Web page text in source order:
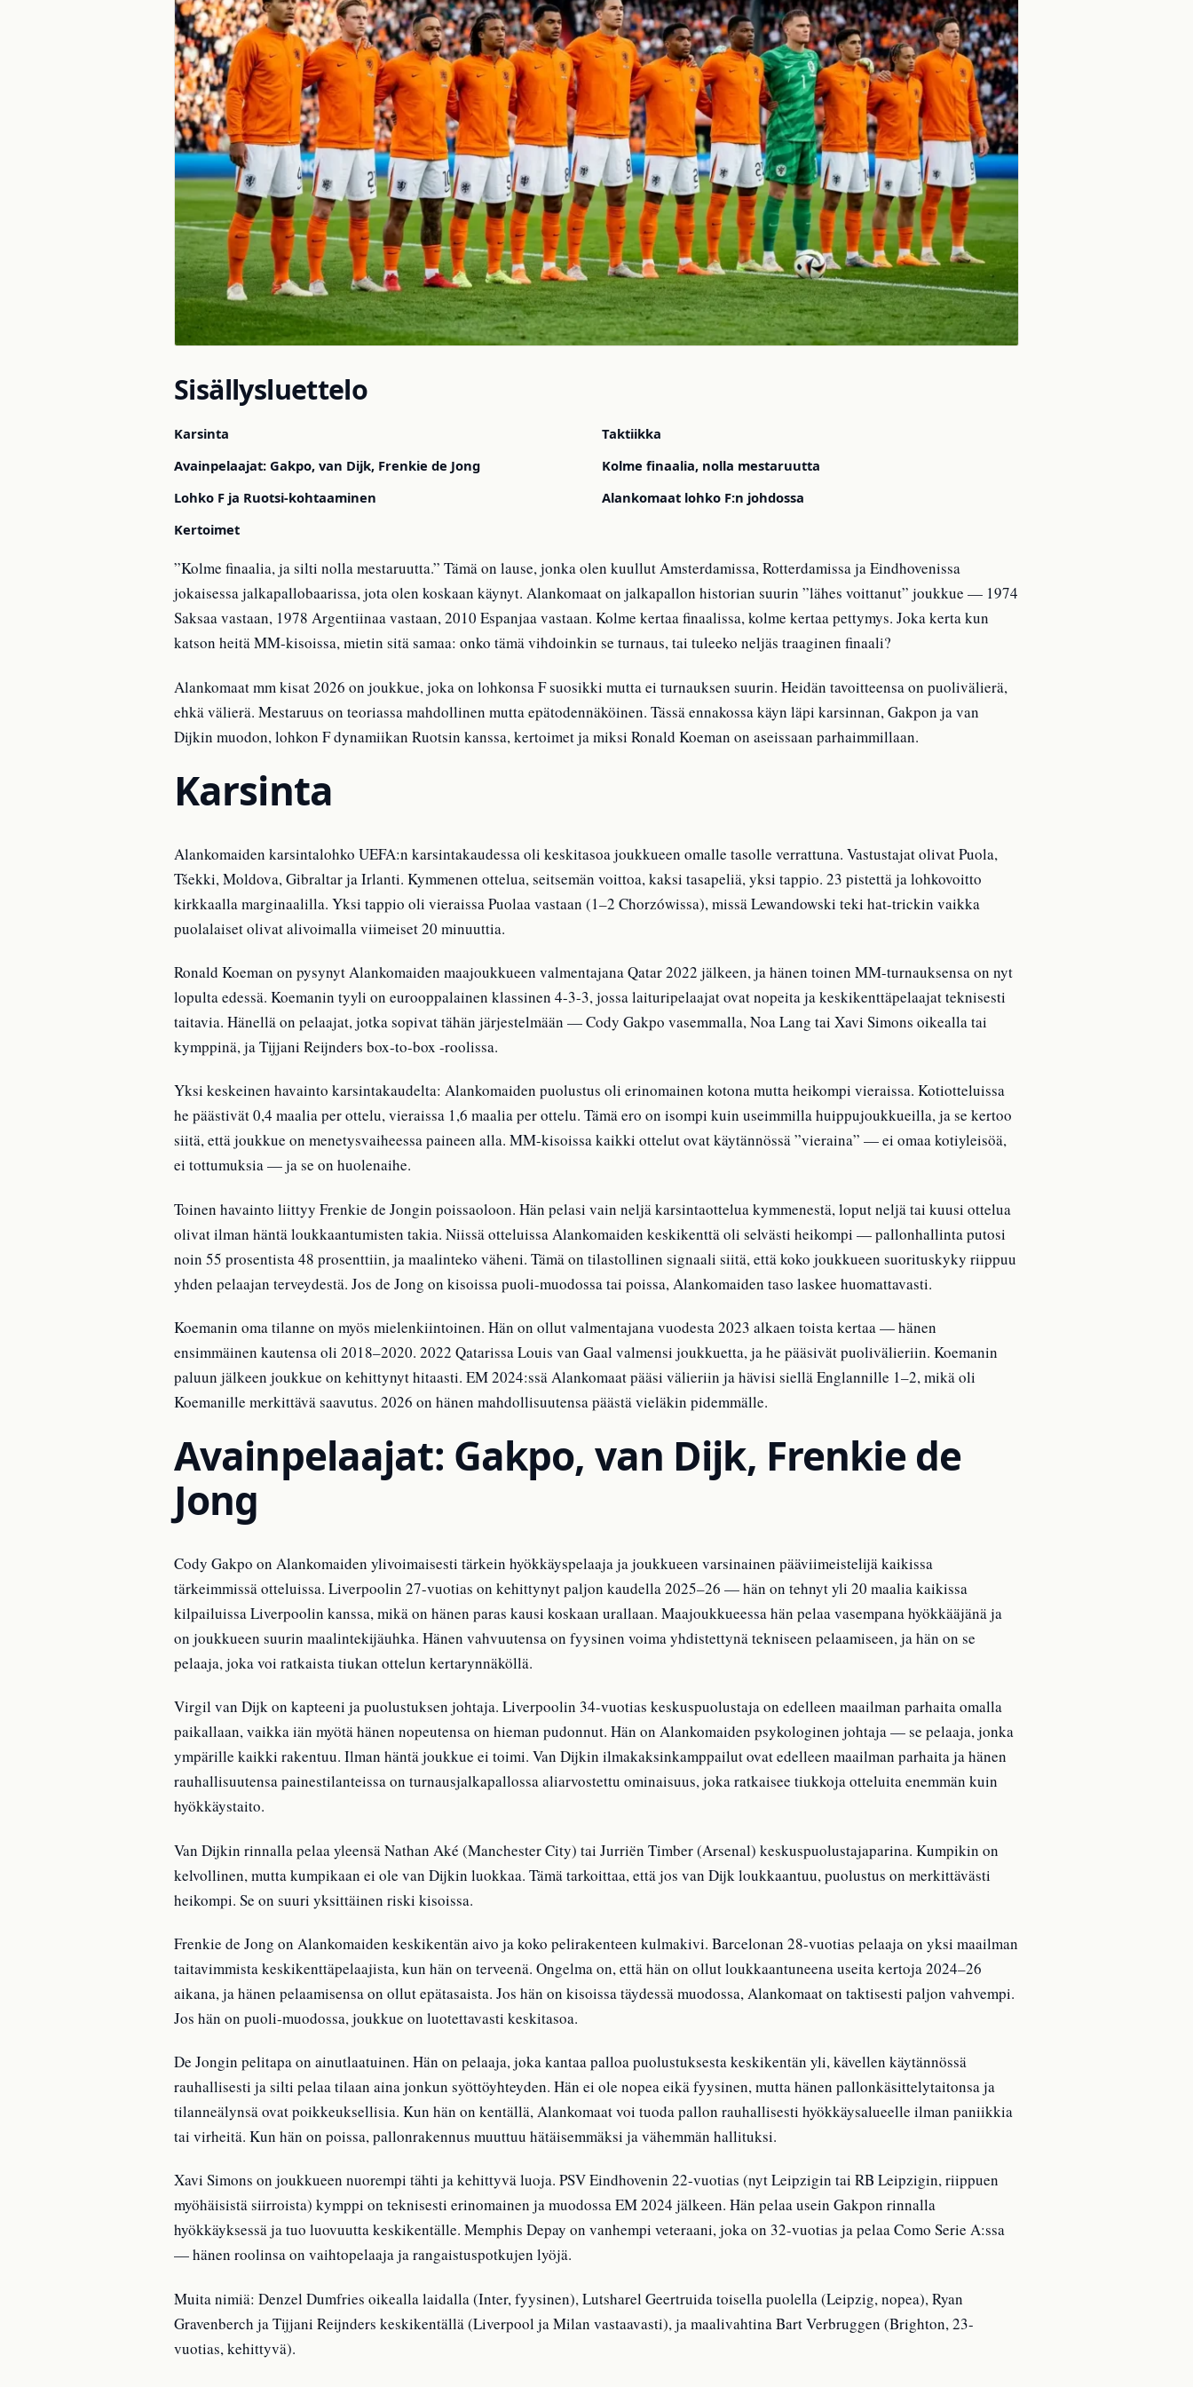
Sisällysluettelo
Karsinta
Avainpelaajat: Gakpo, van Dijk, Frenkie de Jong
Lohko F ja Ruotsi-kohtaaminen
Kertoimet
Taktiikka
Kolme finaalia, nolla mestaruutta
Alankomaat lohko F:n johdossa
”Kolme finaalia, ja silti nolla mestaruutta.” Tämä on lause, jonka olen kuullut Amsterdamissa, Rotterdamissa ja Eindhovenissa
jokaisessa jalkapallobaarissa, jota olen koskaan käynyt. Alankomaat on jalkapallon historian suurin ”lähes voittanut” joukkue — 1974
Saksaa vastaan, 1978 Argentiinaa vastaan, 2010 Espanjaa vastaan. Kolme kertaa finaalissa, kolme kertaa pettymys. Joka kerta kun
katson heitä MM-kisoissa, mietin sitä samaa: onko tämä vihdoinkin se turnaus, tai tuleeko neljäs traaginen finaali?
Alankomaat mm kisat 2026 on joukkue, joka on lohkonsa F suosikki mutta ei turnauksen suurin. Heidän tavoitteensa on puolivälierä,
ehkä välierä. Mestaruus on teoriassa mahdollinen mutta epätodennäköinen. Tässä ennakossa käyn läpi karsinnan, Gakpon ja van
Dijkin muodon, lohkon F dynamiikan Ruotsin kanssa, kertoimet ja miksi Ronald Koeman on aseissaan parhaimmillaan.
Karsinta
Alankomaiden karsintalohko UEFA:n karsintakaudessa oli keskitasoa joukkueen omalle tasolle verrattuna. Vastustajat olivat Puola,
Tšekki, Moldova, Gibraltar ja Irlanti. Kymmenen ottelua, seitsemän voittoa, kaksi tasapeliä, yksi tappio. 23 pistettä ja lohkovoitto
kirkkaalla marginaalilla. Yksi tappio oli vieraissa Puolaa vastaan (1–2 Chorzówissa), missä Lewandowski teki hat-trickin vaikka
puolalaiset olivat alivoimalla viimeiset 20 minuuttia.
Ronald Koeman on pysynyt Alankomaiden maajoukkueen valmentajana Qatar 2022 jälkeen, ja hänen toinen MM-turnauksensa on nyt
lopulta edessä. Koemanin tyyli on eurooppalainen klassinen 4-3-3, jossa laituripelaajat ovat nopeita ja keskikenttäpelaajat teknisesti
taitavia. Hänellä on pelaajat, jotka sopivat tähän järjestelmään — Cody Gakpo vasemmalla, Noa Lang tai Xavi Simons oikealla tai
kymppinä, ja Tijjani Reijnders box-to-box -roolissa.
Yksi keskeinen havainto karsintakaudelta: Alankomaiden puolustus oli erinomainen kotona mutta heikompi vieraissa. Kotiotteluissa
he päästivät 0,4 maalia per ottelu, vieraissa 1,6 maalia per ottelu. Tämä ero on isompi kuin useimmilla huippujoukkueilla, ja se kertoo
siitä, että joukkue on menetysvaiheessa paineen alla. MM-kisoissa kaikki ottelut ovat käytännössä ”vieraina” — ei omaa kotiyleisöä,
ei tottumuksia — ja se on huolenaihe.
Toinen havainto liittyy Frenkie de Jongin poissaoloon. Hän pelasi vain neljä karsintaottelua kymmenestä, loput neljä tai kuusi ottelua
olivat ilman häntä loukkaantumisten takia. Niissä otteluissa Alankomaiden keskikenttä oli selvästi heikompi — pallonhallinta putosi
noin 55 prosentista 48 prosenttiin, ja maalinteko väheni. Tämä on tilastollinen signaali siitä, että koko joukkueen suorituskyky riippuu
yhden pelaajan terveydestä. Jos de Jong on kisoissa puoli-muodossa tai poissa, Alankomaiden taso laskee huomattavasti.
Koemanin oma tilanne on myös mielenkiintoinen. Hän on ollut valmentajana vuodesta 2023 alkaen toista kertaa — hänen
ensimmäinen kautensa oli 2018–2020. 2022 Qatarissa Louis van Gaal valmensi joukkuetta, ja he pääsivät puolivälieriin. Koemanin
paluun jälkeen joukkue on kehittynyt hitaasti. EM 2024:ssä Alankomaat pääsi välieriin ja hävisi siellä Englannille 1–2, mikä oli
Koemanille merkittävä saavutus. 2026 on hänen mahdollisuutensa päästä vieläkin pidemmälle.
Avainpelaajat: Gakpo, van Dijk, Frenkie de
Jong
Cody Gakpo on Alankomaiden ylivoimaisesti tärkein hyökkäyspelaaja ja joukkueen varsinainen pääviimeistelijä kaikissa
tärkeimmissä otteluissa. Liverpoolin 27-vuotias on kehittynyt paljon kaudella 2025–26 — hän on tehnyt yli 20 maalia kaikissa
kilpailuissa Liverpoolin kanssa, mikä on hänen paras kausi koskaan urallaan. Maajoukkueessa hän pelaa vasempana hyökkääjänä ja
on joukkueen suurin maalintekijäuhka. Hänen vahvuutensa on fyysinen voima yhdistettynä tekniseen pelaamiseen, ja hän on se
pelaaja, joka voi ratkaista tiukan ottelun kertarynnäköllä.
Virgil van Dijk on kapteeni ja puolustuksen johtaja. Liverpoolin 34-vuotias keskuspuolustaja on edelleen maailman parhaita omalla
paikallaan, vaikka iän myötä hänen nopeutensa on hieman pudonnut. Hän on Alankomaiden psykologinen johtaja — se pelaaja, jonka
ympärille kaikki rakentuu. Ilman häntä joukkue ei toimi. Van Dijkin ilmakaksinkamppailut ovat edelleen maailman parhaita ja hänen
rauhallisuutensa painestilanteissa on turnausjalkapallossa aliarvostettu ominaisuus, joka ratkaisee tiukkoja otteluita enemmän kuin
hyökkäystaito.
Van Dijkin rinnalla pelaa yleensä Nathan Aké (Manchester City) tai Jurriën Timber (Arsenal) keskuspuolustajaparina. Kumpikin on
kelvollinen, mutta kumpikaan ei ole van Dijkin luokkaa. Tämä tarkoittaa, että jos van Dijk loukkaantuu, puolustus on merkittävästi
heikompi. Se on suuri yksittäinen riski kisoissa.
Frenkie de Jong on Alankomaiden keskikentän aivo ja koko pelirakenteen kulmakivi. Barcelonan 28-vuotias pelaaja on yksi maailman
taitavimmista keskikenttäpelaajista, kun hän on terveenä. Ongelma on, että hän on ollut loukkaantuneena useita kertoja 2024–26
aikana, ja hänen pelaamisensa on ollut epätasaista. Jos hän on kisoissa täydessä muodossa, Alankomaat on taktisesti paljon vahvempi.
Jos hän on puoli-muodossa, joukkue on luotettavasti keskitasoa.
De Jongin pelitapa on ainutlaatuinen. Hän on pelaaja, joka kantaa palloa puolustuksesta keskikentän yli, kävellen käytännössä
rauhallisesti ja silti pelaa tilaan aina jonkun syöttöyhteyden. Hän ei ole nopea eikä fyysinen, mutta hänen pallonkäsittelytaitonsa ja
tilanneälynsä ovat poikkeuksellisia. Kun hän on kentällä, Alankomaat voi tuoda pallon rauhallisesti hyökkäysalueelle ilman paniikkia
tai virheitä. Kun hän on poissa, pallonrakennus muuttuu hätäisemmäksi ja vähemmän hallituksi.
Xavi Simons on joukkueen nuorempi tähti ja kehittyvä luoja. PSV Eindhovenin 22-vuotias (nyt Leipzigin tai RB Leipzigin, riippuen
myöhäisistä siirroista) kymppi on teknisesti erinomainen ja muodossa EM 2024 jälkeen. Hän pelaa usein Gakpon rinnalla
hyökkäyksessä ja tuo luovuutta keskikentälle. Memphis Depay on vanhempi veteraani, joka on 32-vuotias ja pelaa Como Serie A:ssa
— hänen roolinsa on vaihtopelaaja ja rangaistuspotkujen lyöjä.
Muita nimiä: Denzel Dumfries oikealla laidalla (Inter, fyysinen), Lutsharel Geertruida toisella puolella (Leipzig, nopea), Ryan
Gravenberch ja Tijjani Reijnders keskikentällä (Liverpool ja Milan vastaavasti), ja maalivahtina Bart Verbruggen (Brighton, 23-
vuotias, kehittyvä).